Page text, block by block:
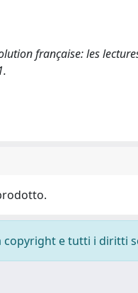
française: les
e tutti i diritti